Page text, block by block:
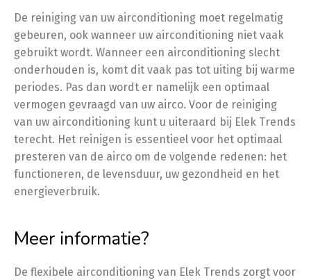
De reiniging van uw airconditioning moet regelmatig
gebeuren, ook wanneer uw airconditioning niet vaak
gebruikt wordt. Wanneer een airconditioning slecht
onderhouden is, komt dit vaak pas tot uiting bij warme
periodes. Pas dan wordt er namelijk een optimaal
vermogen gevraagd van uw airco. Voor de reiniging
van uw airconditioning kunt u uiteraard bij Elek Trends
terecht. Het reinigen is essentieel voor het optimaal
presteren van de airco om de volgende redenen: het
functioneren, de levensduur, uw gezondheid en het
energieverbruik.
Meer informatie?
De flexibele airconditioning van Elek Trends zorgt voor